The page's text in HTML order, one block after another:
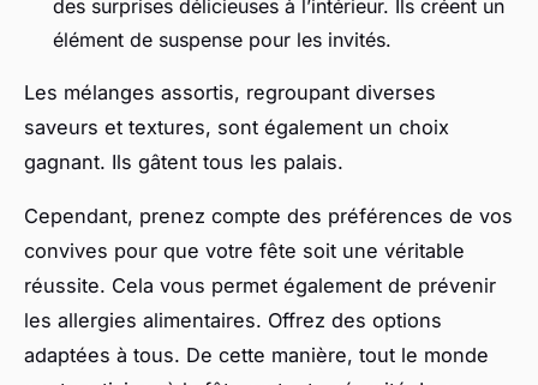
des surprises délicieuses à l’intérieur. Ils créent un
élément de suspense pour les invités.
Les mélanges assortis, regroupant diverses
saveurs et textures, sont également un choix
gagnant. Ils gâtent tous les palais.
Cependant, prenez compte des préférences de vos
convives pour que votre fête soit une véritable
réussite. Cela vous permet également de prévenir
les allergies alimentaires. Offrez des options
adaptées à tous. De cette manière, tout le monde